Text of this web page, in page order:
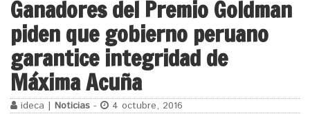
Ganadores del Premio Goldman
piden que gobierno peruano
garantice integridad de
Máxima Acuña
ideca | Noticias - 4 octubre, 2016